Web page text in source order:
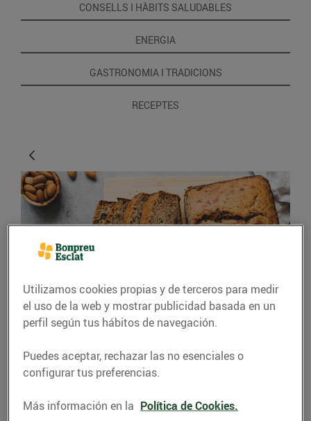
CONSELLS I HÀBITS SALUDABLES
ENERGIA
GASTRONOMIA I TRADICIONS
RECEPTES
CONSEJOS Y HÁBITOS SALUDABLES
Trucs i consells per fer
un bon pastís
Utilizamos cookies propias y de terceros para medir
el uso de la web y mostrar publicidad basada en un
perfil según tus hábitos de navegación.
Puedes aceptar, rechazar las no esenciales o
configurar tus preferencias.
Más información en la Política de Cookies.